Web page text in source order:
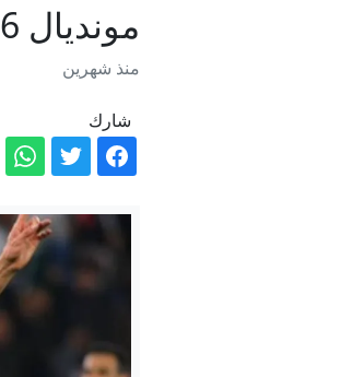
مونديال 2026.. أيمن حسين يقود العراق لتجاوز إرث جيل المكسيك
منذ شهرين
شارك